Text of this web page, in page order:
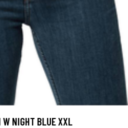
W NIGHT BLUE XXL